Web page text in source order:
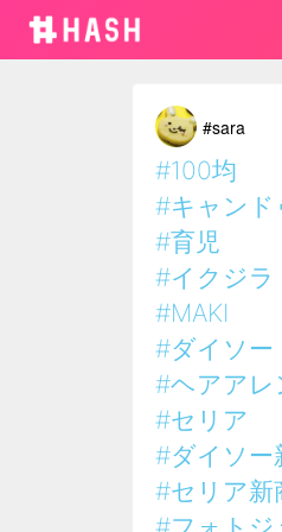
#sara
#100均
#キャンド
#育児
#イクジラ
#MAKI
#ダイソー
#ヘアアレ
#セリア
#ダイソー
#セリア新